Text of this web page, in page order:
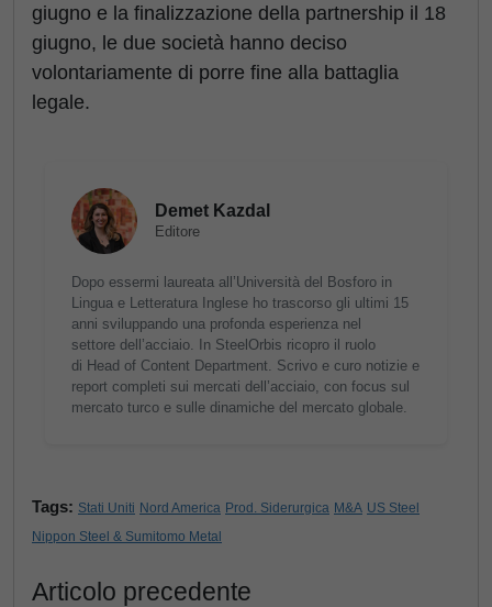
giugno e la finalizzazione della partnership il 18
giugno, le due società hanno deciso
volontariamente di porre fine alla battaglia
legale.
Demet Kazdal
Editore
Dopo essermi laureata all’Università del Bosforo in
Lingua e Letteratura Inglese ho trascorso gli ultimi 15
anni sviluppando una profonda esperienza nel
settore dell’acciaio. In SteelOrbis ricopro il ruolo
di Head of Content Department. Scrivo e curo notizie e
report completi sui mercati dell’acciaio, con focus sul
mercato turco e sulle dinamiche del mercato globale.
Tags: Stati Uniti Nord America Prod. Siderurgica M&A US Steel
Nippon Steel & Sumitomo Metal
Articolo precedente